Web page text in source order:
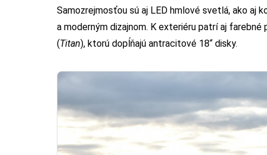
Samozrejmosťou sú aj LED hmlové svetlá, ako aj
a moderným dizajnom. K exteriéru patrí aj
(Titan), ktorú dopĺňajú antracitové 18“ disky.